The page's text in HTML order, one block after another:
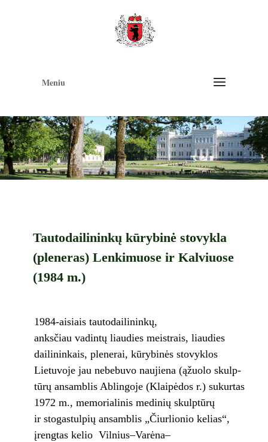
Meniu
Tautodailininkų kūrybinė stovykla
(pleneras) Lenkimuose ir Kalviuose
(1984 m.)
1984-aisiais tautodailininkų,
anksčiau vadintų liaudies meistrais, liaudies
dailininkais, plenerai, kūrybinės stovyklos
Lietuvoje jau nebebuvo naujiena (ąžuo­lo skulp­
tū­rų an­sam­blis Ablingoje (Klaipėdos r.) sukurtas
1972 m., memorialinis medinių skulptūrų
ir stogastulpių ansamblis „Čiurlionio kelias“,
įrengtas kelio Vilnius–Varėna–